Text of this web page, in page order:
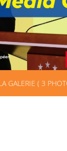
GALERIE ( 3